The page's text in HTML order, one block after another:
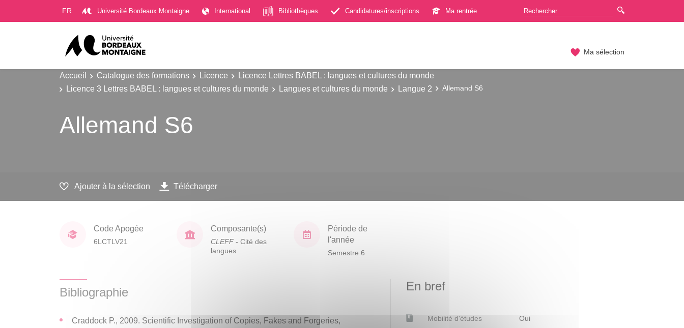
FR Université Bordeaux Montaigne International Bibliothèques Candidatures/inscriptions Ma rentrée
Ma sélection
Accueil Catalogue des formations Licence
Licence Lettres BABEL : langues et cultures du monde
Licence 3 Lettres BABEL : langues et cultures du monde
Langues et cultures du monde Langue 2 Allemand S6
Allemand S6
Ajouter à la sélection Télécharger
Code Apogée
6LCTLV21
Composante(s)
CLEFF - Cité des
langues
Période de
l'année
Semestre 6
Bibliographie
Craddock P., 2009. Scientific Investigation of Copies, Fakes and Forgeries,
En bref
Mobilité d'études Oui